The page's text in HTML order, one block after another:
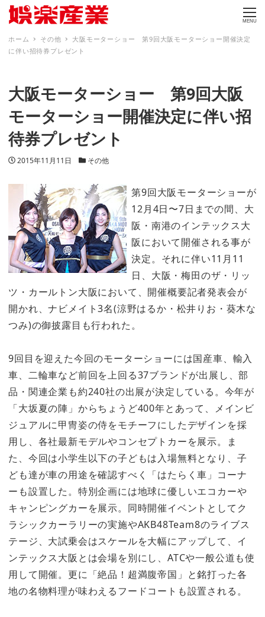
MENU
ホーム その他
大阪モーターショー 第9回大阪モーターショー開催決定
に伴い招待券プレゼント
大阪モーターショー 第9回大阪
モーターショー開催決定に伴い招
待券プレゼント
投稿日
2015年11月11日 カテゴリー
その他
第9回大阪モーターショーが
12月4日〜7日までの間、大
阪・南港のインテックス大
阪において開催される事が
決定。それに伴い11月11
日、大阪・梅田のザ・リッ
ツ・カールトン大阪において、開催概要記者発表会が
開かれ、ナビメイト3名(涼野はるか・松井りお・葵木な
つみ)の御披露目も行われた。
9回目を迎えた今回のモーターショーには国産車、輸入
車、二輪車など前回を上回る37ブランドが出展し、部
品・関連企業も約240社の出展が決定している。今年が
「大坂夏の陣」からちょうど400年とあって、メインビ
ジュアルに甲冑姿の侍をモチーフにしたデザインを採
用し、各社最新モデルやコンセプトカーを展示。ま
た、今回は小学生以下の子どもは入場無料となり、子
ども達が車の用途を確認すべく「はたらく車」コーナ
ーも設置した。特別企画には地球に優しいエコカーや
キャンピングカーを展示。同時開催イベントとしてク
ラシックカーラリーの実施やAKB48Team8のライブス
テージ、大試乗会はスケールを大幅にアップして、イ
ンテックス大阪とは会場を別にし、ATCや一般公道も使
用して開催。更に「絶品！超満腹帝国」と銘打った各
地の名物料理が味わえるフードコートも設置される。